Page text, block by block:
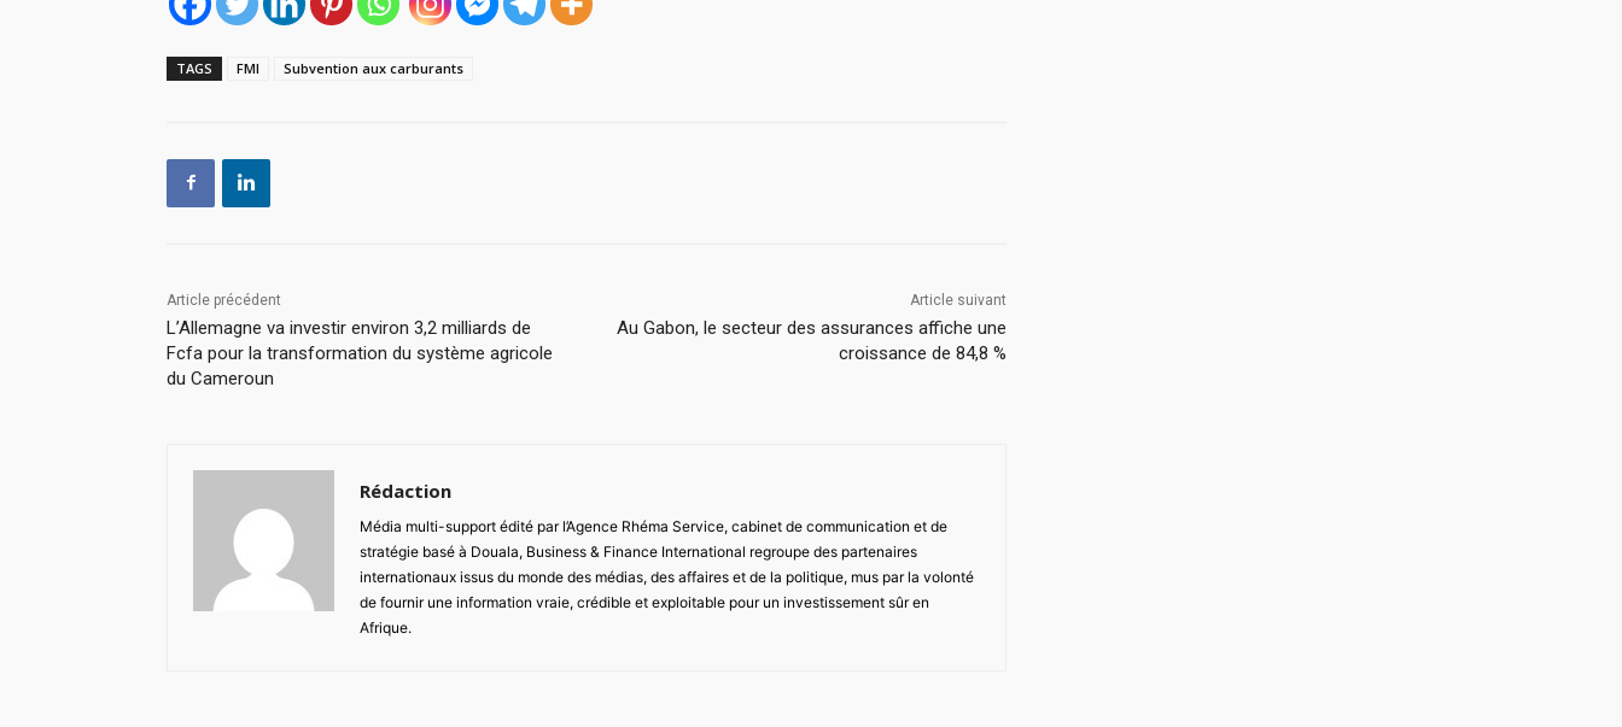
TAGS FMI Subvention aux carburants
Article précédent
L’Allemagne va investir environ 3,2 milliards de
Fcfa pour la transformation du système agricole
du Cameroun
Article suivant
Au Gabon, le secteur des assurances affiche une
croissance de 84,8 %
Rédaction
Média multi-support édité par l’Agence Rhéma Service, cabinet de communication et de
stratégie basé à Douala, Business & Finance International regroupe des partenaires
internationaux issus du monde des médias, des affaires et de la politique, mus par la volonté
de fournir une information vraie, crédible et exploitable pour un investissement sûr en
Afrique.